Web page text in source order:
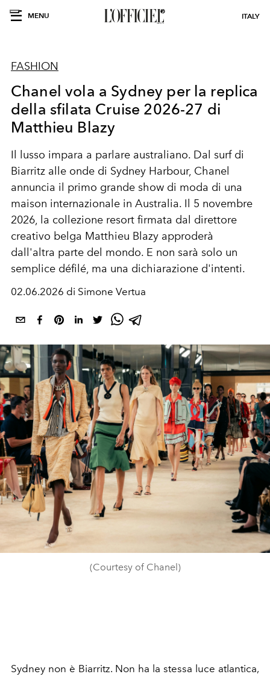
MENU ITALY
FASHION
Chanel vola a Sydney per la replica
della sfilata Cruise 2026-27 di
Matthieu Blazy
Il lusso impara a parlare australiano. Dal surf di
Biarritz alle onde di Sydney Harbour, Chanel
annuncia il primo grande show di moda di una
maison internazionale in Australia. Il 5 novembre
2026, la collezione resort firmata dal direttore
creativo belga Matthieu Blazy approderà
dall'altra parte del mondo. E non sarà solo un
semplice défilé, ma una dichiarazione d'intenti.
02.06.2026 di Simone Vertua
(Courtesy of Chanel)
Sydney non è Biarritz. Non ha la stessa luce atlantica,